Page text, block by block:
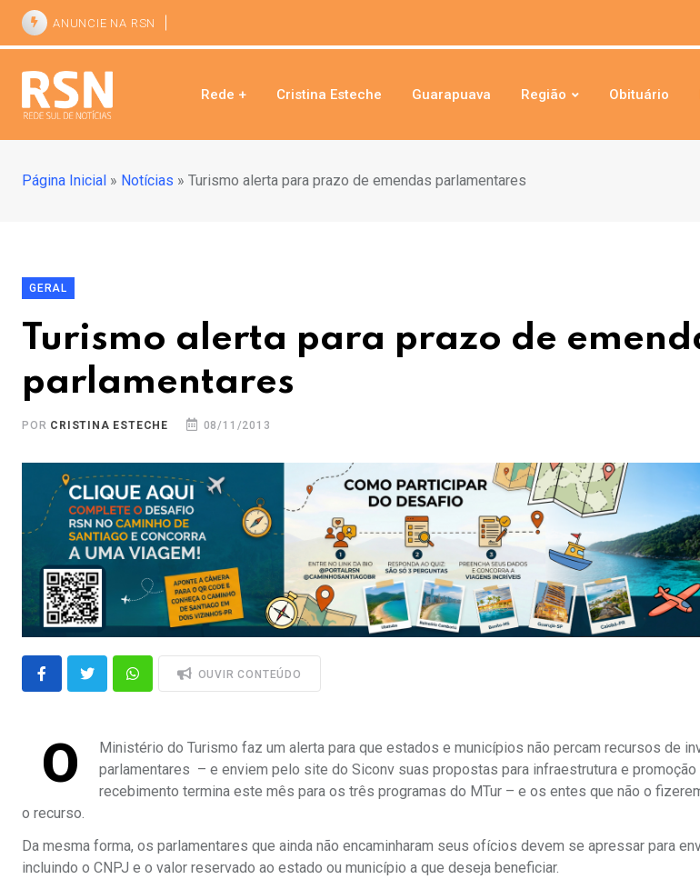
ANUNCIE NA RSN
Rede + Cristina Esteche Guarapuava Região Obituário
Página Inicial » Notícias » Turismo alerta para prazo de emendas parlamentares
GERAL
Turismo alerta para prazo de
parlamentares
POR CRISTINA ESTECHE 08/11/2013
OUVIR CONTEÚDO
O
Ministério do Turismo faz um alerta para que estados e municípios não percam recursos de
parlamentares – e enviem pelo site do Siconv suas propostas para infraestrutura e promoção
recebimento termina este mês para os três programas do MTur – e os entes que não o
o recurso.
Da mesma forma, os parlamentares que ainda não encaminharam seus ofícios devem se apressar para
incluindo o CNPJ e o valor reservado ao estado ou município a que deseja beneficiar.